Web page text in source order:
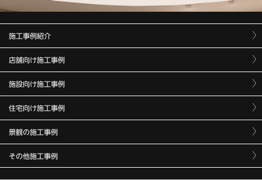
施工事例紹介
店舗向け施工事例
施設向け施工事例
住宅向け施工事例
景観の施工事例
その他施工事例